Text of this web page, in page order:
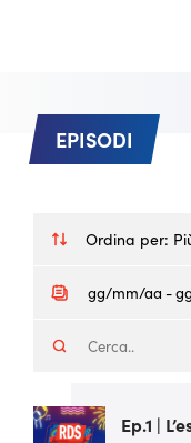
EPISODI
Ordina per:
Ep.1 |